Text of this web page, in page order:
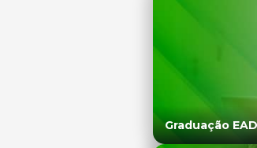
Graduação EAD